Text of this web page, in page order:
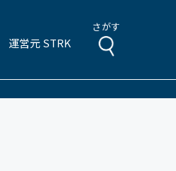
運営元 STRK
さがす